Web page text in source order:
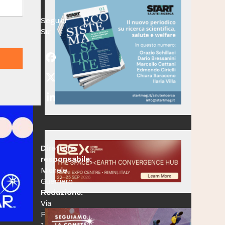
Seguici
Su:
Facebook
Twitter
(deprecated)
LinkedIn
Direttore
responsabile:
Michele
Guerriero
Redazione:
Via
Po,